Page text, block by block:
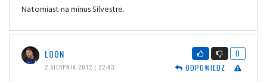
Natomiast na minus Silvestre.
LOON
2 SIERPNIA 2012 | 22:43
0
ODPOWIEDZ